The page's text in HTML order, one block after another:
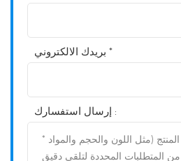
بريدك الالكتروني *
إرسال استفسارك :